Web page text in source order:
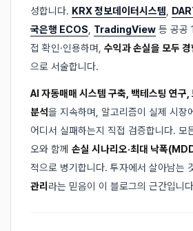
성합니다. KRX 정보데이터시스템,
국은행 ECOS, TradingView 등 공공
접 확인·인용하며, 수익과 손실을 모두
으로 서술합니다.
AI 자동매매 시스템 구축, 백테스팅 연구,
분석을 지속하며, 알고리즘이 실제 시장
어디서 실패하는지 직접 검증합니다. 모
오와 함께 손실 시나리오·최대 낙폭
적으로 병기합니다. 투자에서 살아남는
관리 라는 믿음이 이 블로그의 근간입니